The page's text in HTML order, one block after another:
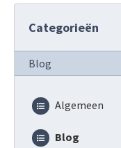
Categorieën
Blog
Algemeen
Blog